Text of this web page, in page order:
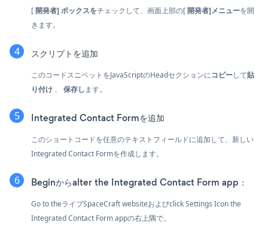
[開発者] ボックスをチェックして、画面上部の[開発者]メニューを開
きます。
スクリプトを追加
このコードスニペットをJavaScriptのHeadセクションにコピーして貼
り付け 、 保存します。
Integrated Contact Formを追加
このショートコードを任意のテキストフィールドに追加して、新しい
Integrated Contact Formを作成します。
Beginからalter the Integrated Contact Form app：
Go to theライブSpaceCraft websiteおよびclick Settings Iconthe
Integrated Contact Form appの右上隅で。